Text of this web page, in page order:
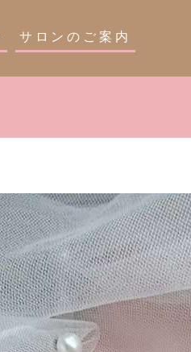
サロンのご案内